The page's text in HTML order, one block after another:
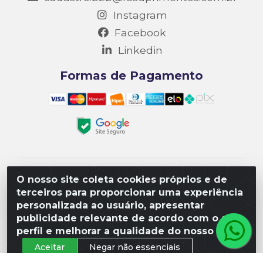
O nosso site coleta cookies próprios e de
terceiros para proporcionar uma experiência
personalizada ao usuário, apresentar
publicidade relevante de acordo com o seu
perfil e melhorar a qualidade do nosso site.
Aceitar Negar não essenciais
Instagram
Facebook
Linkedin
Formas de Pagamento
Matriz R3 Suprimentos - Rua 14, Polo Empresarial
Goiás – Etapa III, Quadra: 15; Lote 04, Aparecida de
Goiânia/GO, CEP 74985-182. - CNPJ
10.641.901/0001-16